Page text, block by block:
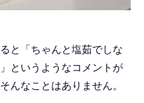
と「ちゃんと塩茹でしな
というようなコメントが
んなことはありません。